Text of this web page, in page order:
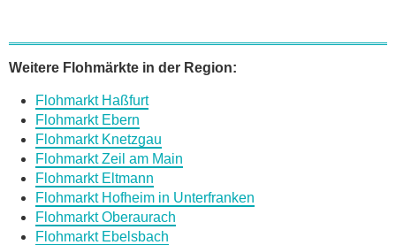
E-Mail*
Daten des Flohmarkts
Weitere Flohmärkte in der Region:
Flohmarkt Haßfurt
Flohmarkt Ebern
Flohmarkt Knetzgau
Flohmarkt Zeil am Main
Flohmarkt Eltmann
Flohmarkt Hofheim in Unterfranken
Flohmarkt Oberaurach
Flohmarkt Ebelsbach